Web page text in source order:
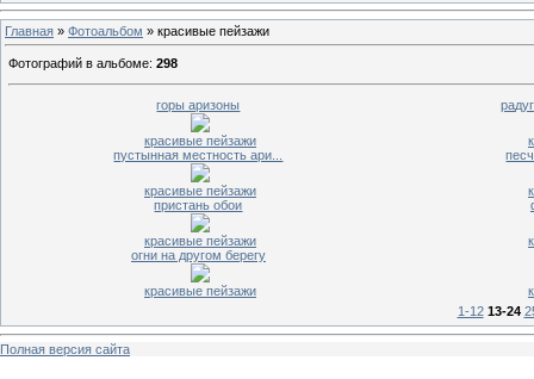
Главная » Фотоальбом » красивые пейзажи
Фотографий в альбоме: 298
горы аризоны
красивые пейзажи
пустынная местность ари...
красивые пейзажи
пристань обои
красивые пейзажи
огни на другом берегу
красивые пейзажи
1-12 13-24
Полная версия сайта